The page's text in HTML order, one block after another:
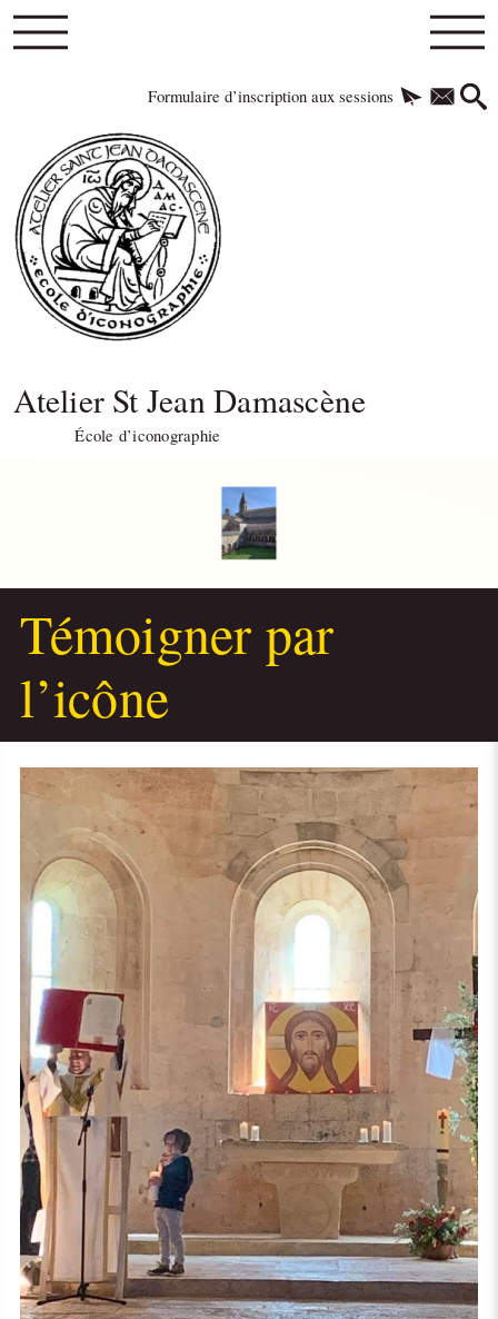
Formulaire d’inscription aux sessions
Atelier St Jean Damascène
École d’iconographie
Témoigner par
l’icône